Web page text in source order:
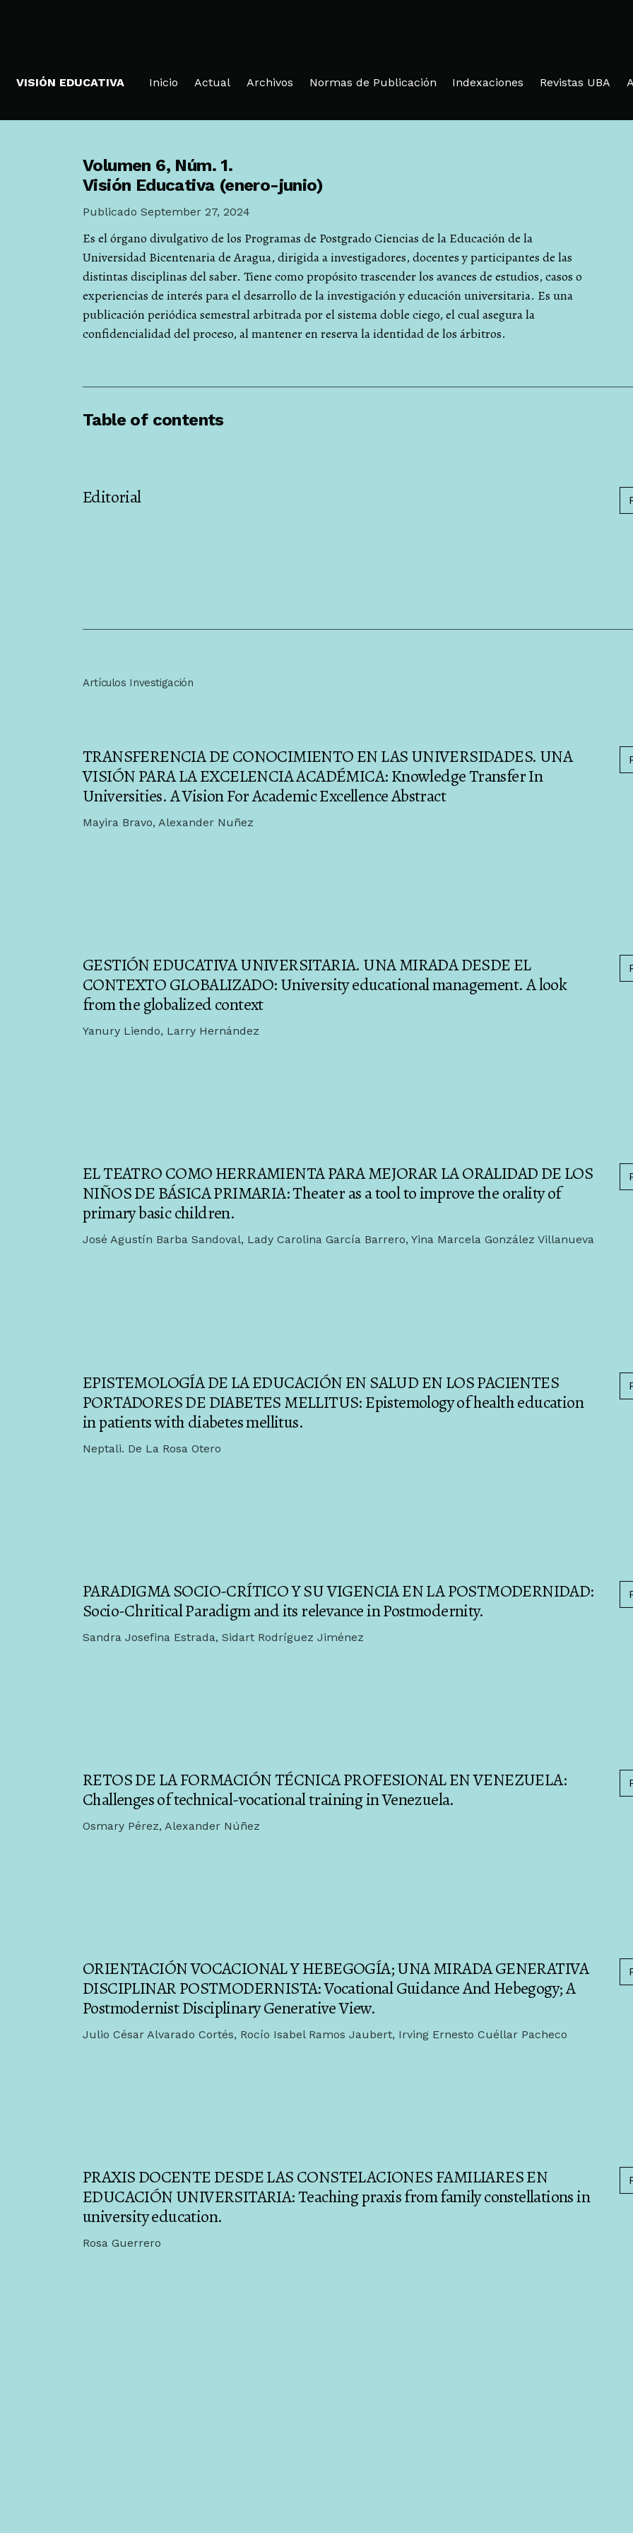
VISIÓN EDUCATIVA Inicio Actual Archivos Normas de Publicación Indexaciones Revistas UBA
Volumen 6, Núm. 1.
Visión Educativa (enero-junio)
Publicado September 27, 2024
Es el órgano divulgativo de los Programas de Postgrado Ciencias de la Educación de la
Universidad Bicentenaria de Aragua, dirigida a investigadores, docentes y participantes de las
distintas disciplinas del saber. Tiene como propósito trascender los avances de estudios, casos o
experiencias de interés para el desarrollo de la investigación y educación universitaria. Es una
publicación periódica semestral arbitrada por el sistema doble ciego, el cual asegura la
confidencialidad del proceso, al mantener en reserva la identidad de los árbitros.
Table of contents
Editorial
Artículos Investigación
TRANSFERENCIA DE CONOCIMIENTO EN LAS UNIVERSIDADES. UNA
VISIÓN PARA LA EXCELENCIA ACADÉMICA: Knowledge Transfer In
Universities. A Vision For Academic Excellence Abstract
Mayira Bravo, Alexander Nuñez
GESTIÓN EDUCATIVA UNIVERSITARIA. UNA MIRADA DESDE EL
CONTEXTO GLOBALIZADO: University educational management. A look
from the globalized context
Yanury Liendo, Larry Hernández
EL TEATRO COMO HERRAMIENTA PARA MEJORAR LA ORALIDAD DE LOS
NIÑOS DE BÁSICA PRIMARIA: Theater as a tool to improve the orality of
primary basic children.
José Agustín Barba Sandoval, Lady Carolina García Barrero, Yina Marcela González Villanueva
EPISTEMOLOGÍA DE LA EDUCACIÓN EN SALUD EN LOS PACIENTES
PORTADORES DE DIABETES MELLITUS: Epistemology of health education
in patients with diabetes mellitus.
Neptali. De La Rosa Otero
PARADIGMA SOCIO-CRÍTICO Y SU VIGENCIA EN LA POSTMODERNIDAD:
Socio-Chritical Paradigm and its relevance in Postmodernity.
Sandra Josefina Estrada, Sidart Rodríguez Jiménez
RETOS DE LA FORMACIÓN TÉCNICA PROFESIONAL EN VENEZUELA:
Challenges of technical-vocational training in Venezuela.
Osmary Pérez, Alexander Núñez
ORIENTACIÓN VOCACIONAL Y HEBEGOGÍA; UNA MIRADA GENERATIVA
DISCIPLINAR POSTMODERNISTA: Vocational Guidance And Hebegogy; A
Postmodernist Disciplinary Generative View.
Julio César Alvarado Cortés, Rocío Isabel Ramos Jaubert, Irving Ernesto Cuéllar Pacheco
PRAXIS DOCENTE DESDE LAS CONSTELACIONES FAMILIARES EN
EDUCACIÓN UNIVERSITARIA: Teaching praxis from family constellations in
university education.
Rosa Guerrero